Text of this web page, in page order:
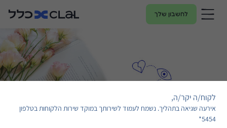
לחשבון שלך
לקוח/ה יקר/ה,
אירעה שגיאה בתהליך. נשמח לעמוד לשירותך במוקד שירות הלקוחות בטלפון
5454*